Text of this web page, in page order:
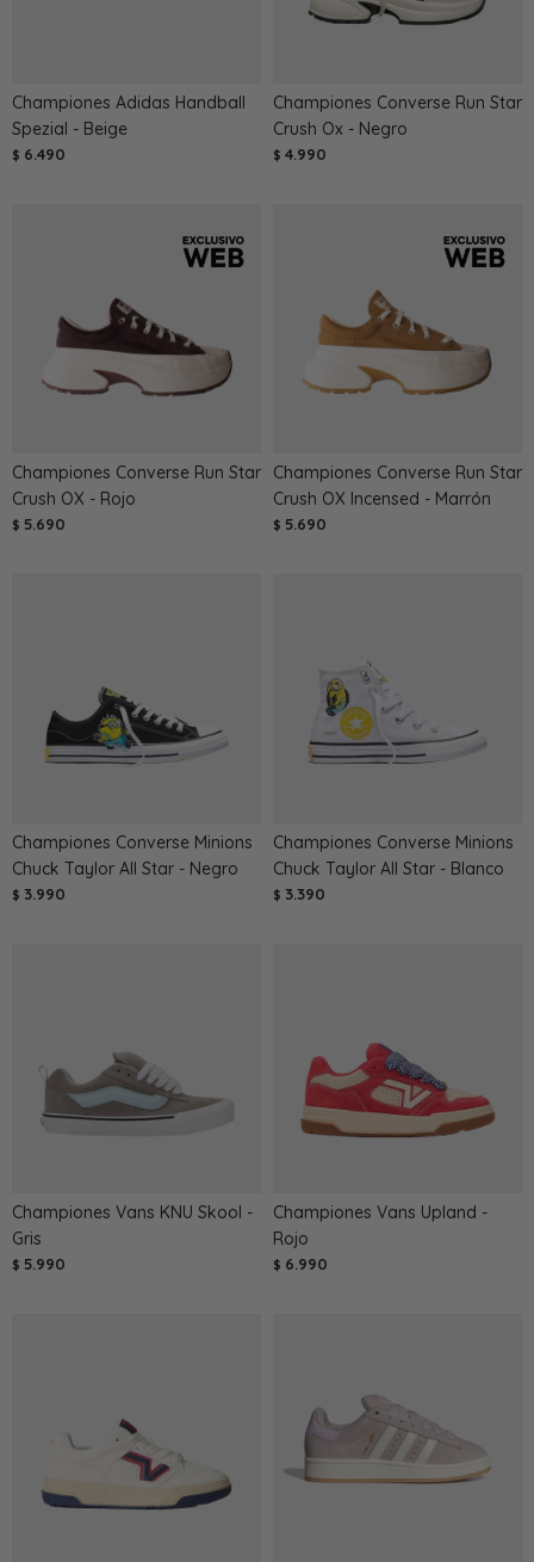
Championes Adidas Handball
Spezial - Beige
$ 6.490
Championes Converse Run Star
Crush Ox - Negro
$ 4.990
Championes Converse Run Star
Crush OX - Rojo
$ 5.690
Championes Converse Run Star
Crush OX Incensed - Marrón
$ 5.690
Championes Converse Minions
Chuck Taylor All Star - Negro
$ 3.990
Championes Converse Minions
Chuck Taylor All Star - Blanco
$ 3.390
Championes Vans KNU Skool -
Gris
$ 5.990
Championes Vans Upland -
Rojo
$ 6.990